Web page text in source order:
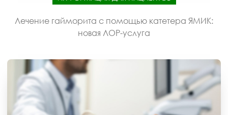
Лечение гайморита с помощью катетера ЯМИК:
новая ЛОР-услуга